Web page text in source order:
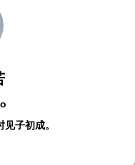
子初成。